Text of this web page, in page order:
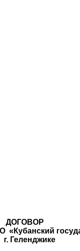
ДОГОВОР
г. Геленджике